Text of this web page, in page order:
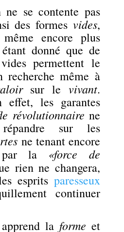
ne se contente pas
des formes vides,
encore plus
donné que de
permettent le
recherche même à
sur le vivant.
effet, les garantes
révolutionnaire ne
sur les
ne tenant encore
par la «force de
rien ne changera,
esprits paresseux
continuer
la forme et